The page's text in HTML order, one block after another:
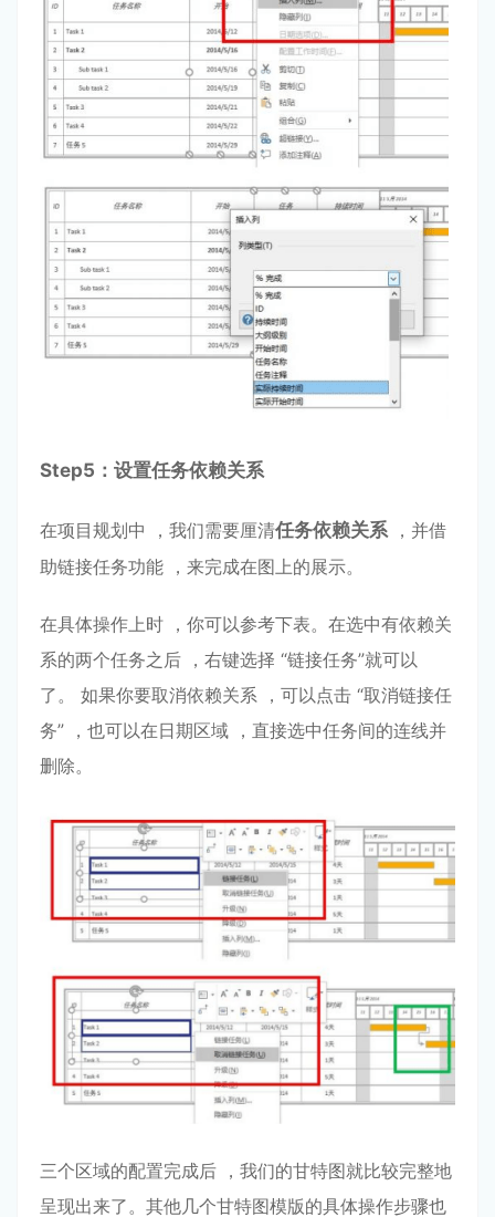
Step5：设置任务依赖关系
在项⽬规划中 ，我们需要厘清任务依赖关系 ，并借
助链接任务功能 ，来完成在图上的展⽰。
在具体操作上时 ，你可以参考下表。在选中有依赖关
系的两个任务之后 ，右键选择 “链接任务”就可以
了。 如果你要取消依赖关系 ，可以点击 “取消链接任
务” ，也可以在⽇期区域 ，直接选中任务间的连线并
删除。
三个区域的配置完成后 ，我们的⽢特图就⽐较完整地
呈现出来了。其他⼏个⽢特图模版的具体操作步骤也